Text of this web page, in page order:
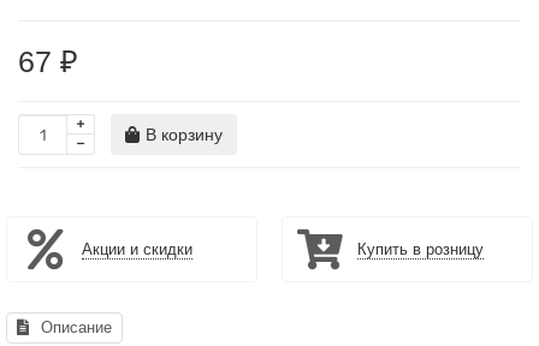
67 ₽
В корзину
Акции и скидки Купить в розницу
Описание